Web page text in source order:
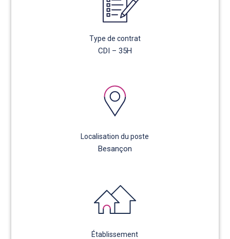
Type de contrat
CDI – 35H
Localisation du poste
Besançon
Établissement